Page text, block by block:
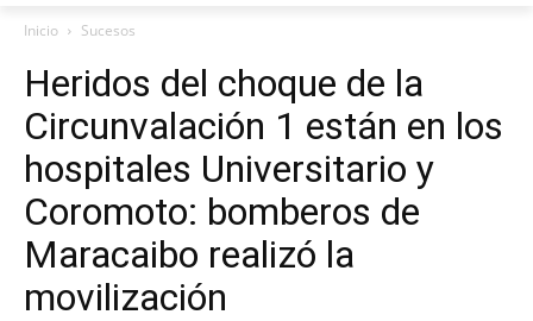
Inicio Sucesos
Heridos del choque de la
Circunvalación 1 están en los
hospitales Universitario y
Coromoto: bomberos de
Maracaibo realizó la
movilización